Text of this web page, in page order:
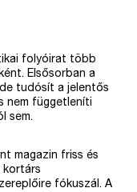
folyóirat több
Elsősorban a
tudósít a jelentős
nem függetleníti
sem.
magazin friss és
kortárs
fókuszál. A